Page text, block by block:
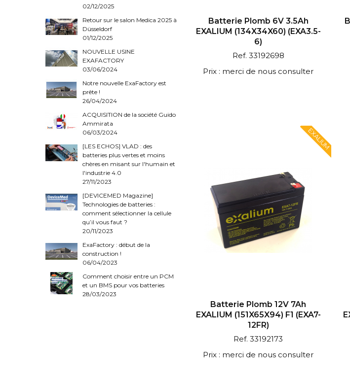
02/12/2025
Retour sur le salon Medica 2025 à
Düsseldorf
01/12/2025
NOUVELLE USINE
EXAFACTORY
03/06/2024
Notre nouvelle ExaFactory est
prête !
26/04/2024
ACQUISITION de la société Guido
Ammirata
06/03/2024
[LES ECHOS] VLAD : des
batteries plus vertes et moins
chères en misant sur l'humain et
l'industrie 4.0
27/11/2023
[DEVICEMED Magazine]
Technologies de batteries :
comment sélectionner la cellule
qu’il vous faut ?
20/11/2023
ExaFactory : début de la
construction !
06/04/2023
Comment choisir entre un PCM
et un BMS pour vos batteries
28/03/2023
Batterie Plomb 6V 3.5Ah
EXALIUM (134X34X60) (EXA3.5-
6)
Ref. 33192698
Prix : merci de nous consulter
EXALIUM
Batterie Plomb 12V 7Ah
EXALIUM (151X65X94) F1 (EXA7-
12FR)
Ref. 33192173
Prix : merci de nous consulter